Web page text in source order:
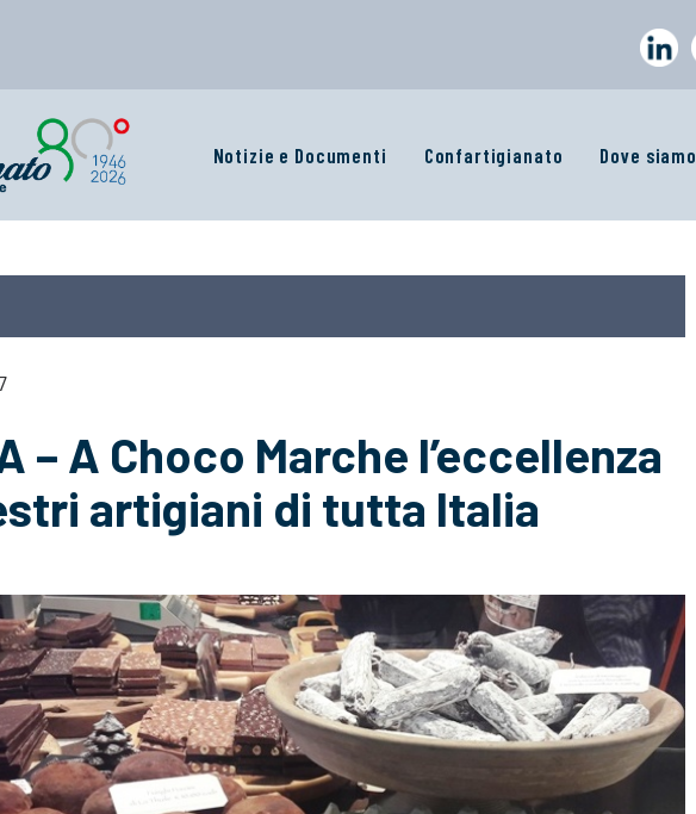
Notizie e Documenti Confartigianato Dove siamo
– A Choco Marche l’eccellenza
artigiani di tutta Italia